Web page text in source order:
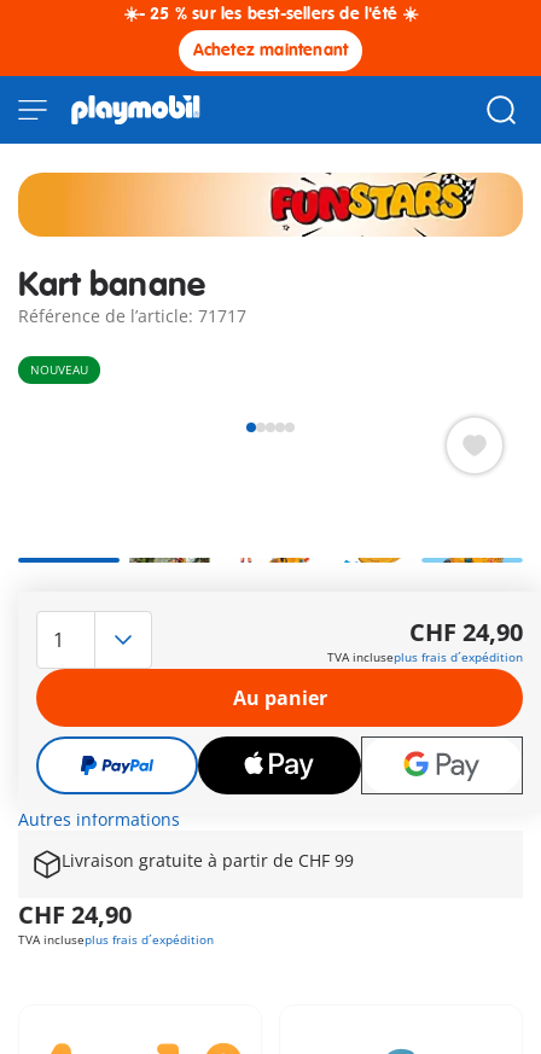
☀️- 25 % sur les best-sellers de l'été ☀️
Achetez maintenant
Kart banane
Référence de l’article: 71717
NOUVEAU
transforme en arène de la jungle ! Le véhicule banane est
impressionnant avec son lanceur de disques, qui élimine la
concurrence de la course avec des tirs ciblés, et sa propulsion
par le feu qui lui offre davantage de vitesse. Dans le cockpit,
le conducteur est un singe équipé de lunettes de pilote
stylées, parfaitement protégé derrière le pare-brise robuste
de son élégant bolide banane. Pour des courses
passionnantes ou des aventures sauvages, le bolide banane
garantit un plaisir animal pour les enfants à partir de 4 ans !
Autres informations
Livraison gratuite à partir de CHF 99
CHF 24,90
TVA incluseplus frais d´expédition
CHF 24,90
TVA incluseplus frais d´expédition
Au panier